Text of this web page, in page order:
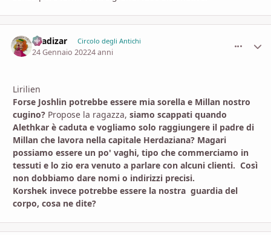
shadizar Circolo degli Antichi
24 Gennaio 20224 anni
Lirilien
Forse Joshlin potrebbe essere mia sorella e Millan nostro
cugino? Propose la ragazza, siamo scappati quando
Alethkar è caduta e vogliamo solo raggiungere il padre di
Millan che lavora nella capitale Herdaziana? Magari
possiamo essere un po' vaghi, tipo che commerciamo in
tessuti e lo zio era venuto a parlare con alcuni clienti. Così
non dobbiamo dare nomi o indirizzi precisi.
Korshek invece potrebbe essere la nostra guardia del
corpo, cosa ne dite?